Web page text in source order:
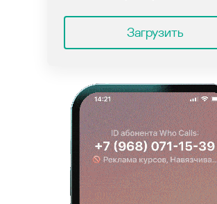
Загрузить